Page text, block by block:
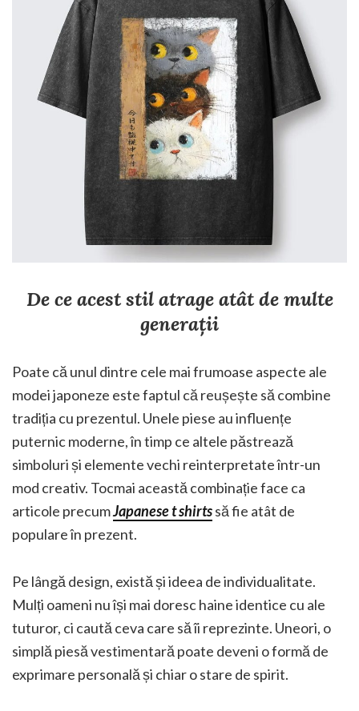
De ce acest stil atrage atât de multe
generații
Poate că unul dintre cele mai frumoase aspecte ale
modei japoneze este faptul că reușește să combine
tradiția cu prezentul. Unele piese au influențe
puternic moderne, în timp ce altele păstrează
simboluri și elemente vechi reinterpretate într-un
mod creativ. Tocmai această combinație face ca
articole precumJapanese t shirtssă fie atât de
populare în prezent.
Pe lângă design, există și ideea de individualitate.
Mulți oameni nu își mai doresc haine identice cu ale
tuturor, ci caută ceva care să îi reprezinte. Uneori, o
simplă piesă vestimentară poate deveni o formă de
exprimare personală și chiar o stare de spirit.